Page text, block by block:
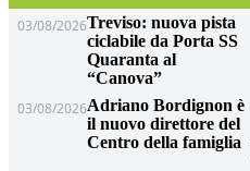
03/08/2026Treviso: nuova pista
ciclabile da Porta SS
Quaranta al
“Canova”
03/08/2026Adriano Bordignon è
il nuovo direttore del
Centro della famiglia